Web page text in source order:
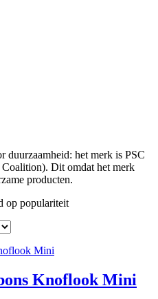
duurzaamheid: het merk is PSC
Coalition). Dit omdat het merk
producten.
op populariteit
Knoflook Mini